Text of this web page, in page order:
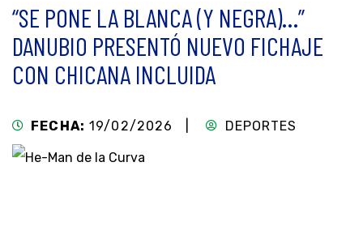
“SE PONE LA BLANCA (Y NEGRA)…”
DANUBIO PRESENTÓ NUEVO FICHAJE
CON CHICANA INCLUIDA
FECHA: 19/02/2026 | DEPORTES